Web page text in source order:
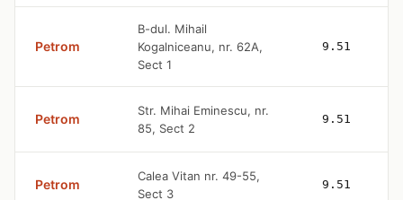
Petrom
B-dul. Mihail
Kogalniceanu, nr. 62A,
Sect 1
9.51
Petrom
Str. Mihai Eminescu, nr.
85, Sect 2
9.51
Petrom
Calea Vitan nr. 49-55,
Sect 3
9.51